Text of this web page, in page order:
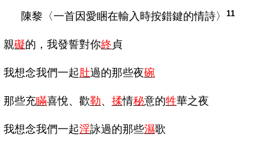
陳黎〈一首因愛睏在輸入時按錯鍵的情詩〉11
親礙的，我發誓對你終 貞
我想念我們一起肚過的那些夜碗
那些充瞞喜悅、歡勒、 揉情秘意的牲華之夜
我想念我們一起淫詠過的那些濕歌